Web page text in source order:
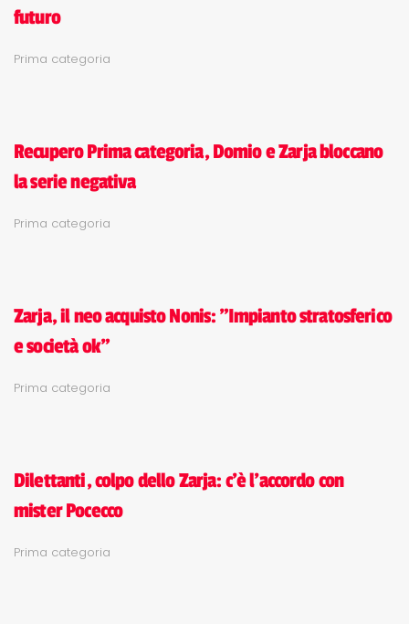
futuro
Prima categoria
Recupero Prima categoria, Domio e Zarja bloccano
la serie negativa
Prima categoria
Zarja, il neo acquisto Nonis: "Impianto stratosferico
e società ok"
Prima categoria
Dilettanti, colpo dello Zarja: c'è l'accordo con
mister Pocecco
Prima categoria